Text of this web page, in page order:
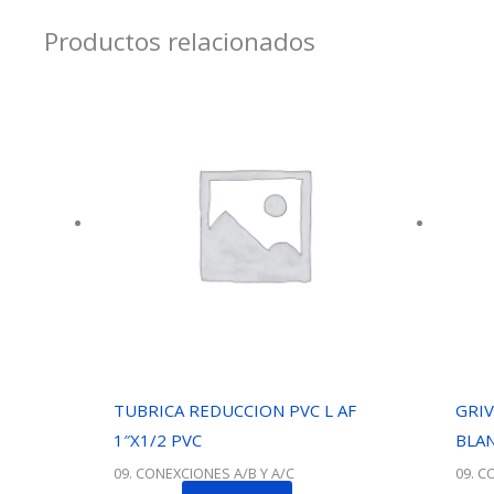
Productos relacionados
TUBRICA REDUCCION PVC L AF
1″X1/2 PVC
09. CONEXCIONES A/B Y A/C 09.